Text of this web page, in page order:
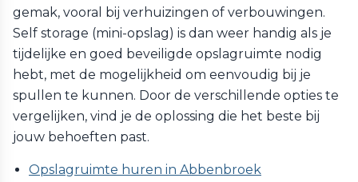
gemak, vooral bij verhuizingen of verbouwingen.
Self storage (mini-opslag) is dan weer handig als je
tijdelijke en goed beveiligde opslagruimte nodig
hebt, met de mogelijkheid om eenvoudig bij je
spullen te kunnen. Door de verschillende opties te
vergelijken, vind je de oplossing die het beste bij
jouw behoeften past.
Opslagruimte huren in Abbenbroek